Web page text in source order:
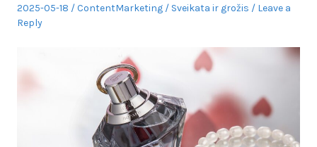
Posted
on
2025-05-18 Author
ContentMarketing
Posted
Sveikata ir grožis
Leave a
Reply